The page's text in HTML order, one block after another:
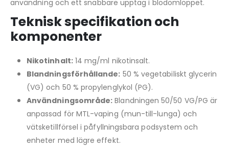
användning och ett snabbare upptag i blodomloppet.
Teknisk specifikation och
komponenter
Nikotinhalt:14 mg/ml nikotinsalt.
Blandningsförhållande: 50 % vegetabiliskt glycerin
(VG) och 50 % propylenglykol (PG).
Användningsområde: Blandningen 50/50 VG/PG är
anpassad för MTL-vaping (mun-till-lunga) och
vätsketillförsel i påfyllningsbara podsystem och
enheter med lägre effekt.